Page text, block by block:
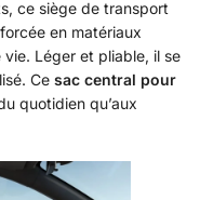
ce siège de transport
en matériaux
Léger et pliable, il se
Ce sac central pour
quotidien qu’aux